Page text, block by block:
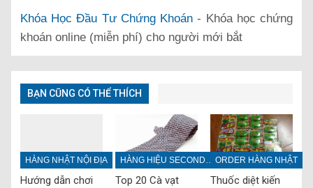
Khóa Học Đầu Tư Chứng Khoán - Khóa học chứng
khoán online (miễn phí) cho người mới bắt
BẠN CŨNG CÓ THỂ THÍCH
HÀNG NHẬT NỘI ĐỊA
Hướng dẫn chơi
HÀNG HIỆU SECONDHAND
Top 20 Cà vạt
ORDER HÀNG NHẬT
Thuốc diệt kiến